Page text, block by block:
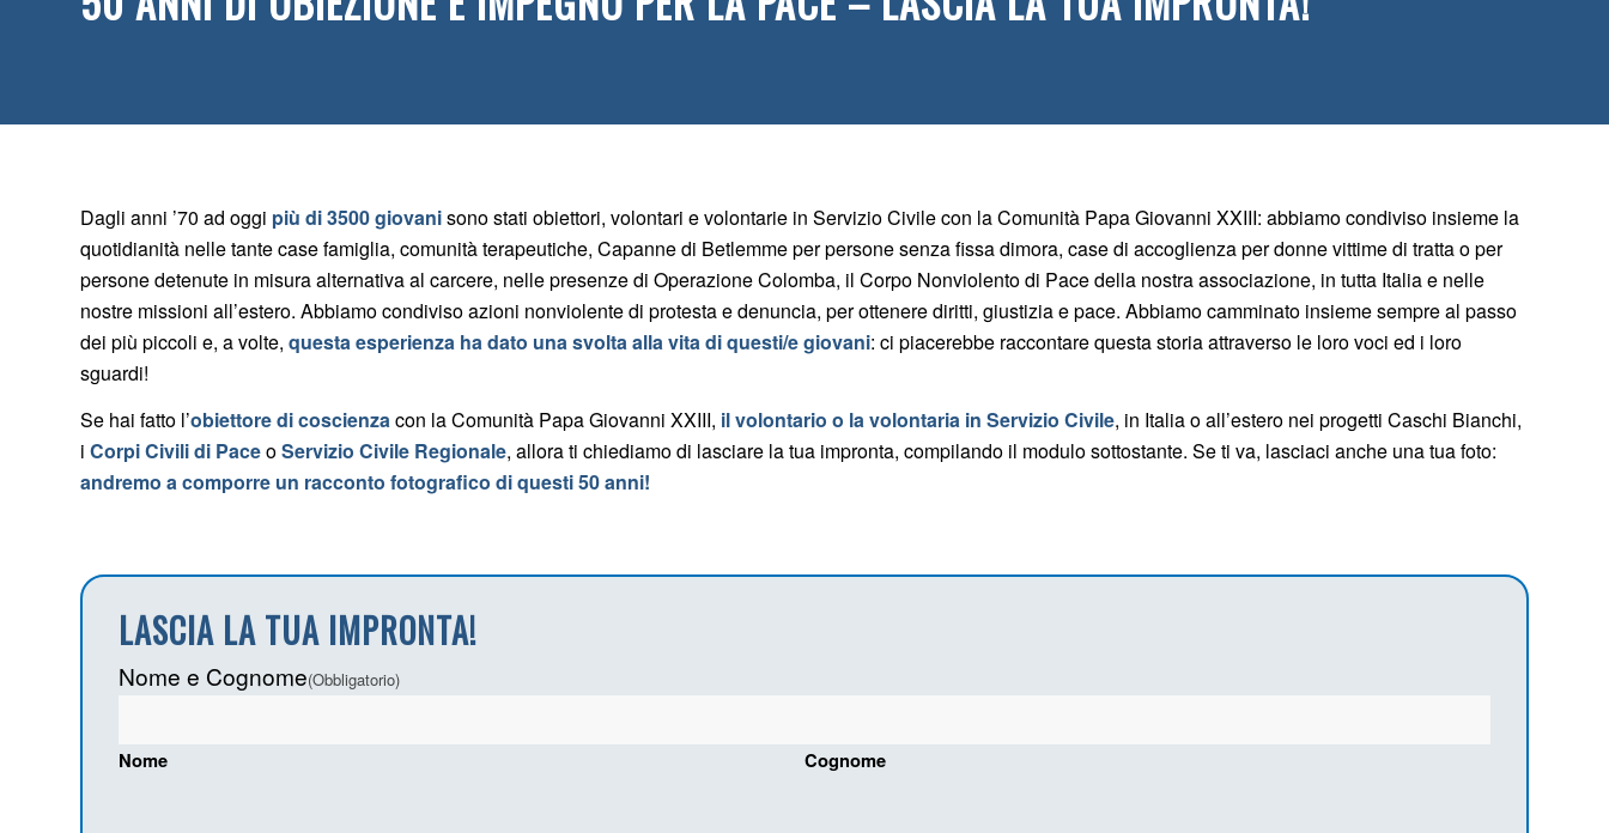
Dagli anni ’70 ad oggi più di 3500 giovanisono stati obiettori, volontari e volontarie in Servizio Civile con la Comunità Papa Giovanni XXIII: abbiamo condiviso insieme la
quotidianità nelle tante case famiglia, comunità terapeutiche, Capanne di Betlemme per persone senza fissa dimora, case di accoglienza per donne vittime di tratta o per
persone detenute in misura alternativa al carcere, nelle presenze di Operazione Colomba, il Corpo Nonviolento di Pace della nostra associazione, in tutta Italia e nelle
nostre missioni all’estero. Abbiamo condiviso azioni nonviolente di protesta e denuncia, per ottenere diritti, giustizia e pace. Abbiamo camminato insieme sempre al passo
dei più piccoli e, a volte, questa esperienza ha dato una svolta alla vita di questi/e giovani: ci piacerebbe raccontare questa storia attraverso le loro voci ed i loro
sguardi!
Se hai fatto l’obiettore di coscienzacon la Comunità Papa Giovanni XXIII, il volontario o la volontaria in Servizio Civile, in Italia o all’estero nei progetti Caschi Bianchi,
i Corpi Civili di PaceoServizio Civile Regionale, allora ti chiediamo di lasciare la tua impronta, compilando il modulo sottostante. Se ti va, lasciaci anche una tua foto:
andremo a comporre un racconto fotografico di questi 50 anni!
LASCIA LA TUA IMPRONTA!
Nome e Cognome(Obbligatorio)
Nome Cognome